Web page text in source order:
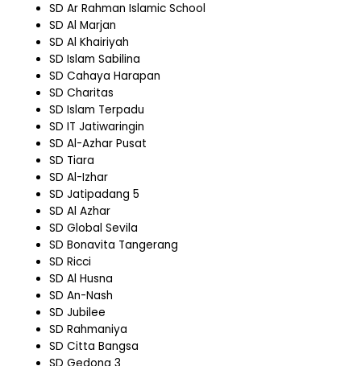
SD Ar Rahman Islamic School
SD Al Marjan
SD Al Khairiyah
SD Islam Sabilina
SD Cahaya Harapan
SD Charitas
SD Islam Terpadu
SD IT Jatiwaringin
SD Al-Azhar Pusat
SD Tiara
SD Al-Izhar
SD Jatipadang 5
SD Al Azhar
SD Global Sevila
SD Bonavita Tangerang
SD Ricci
SD Al Husna
SD An-Nash
SD Jubilee
SD Rahmaniya
SD Citta Bangsa